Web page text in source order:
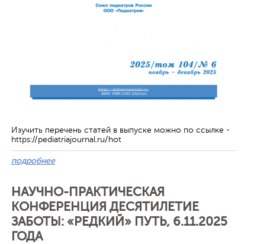
Изучить перечень статей в выпуске можно по ссылке -
https://pediatriajournal.ru/hot
подробнее
НАУЧНО-ПРАКТИЧЕСКАЯ
КОНФЕРЕНЦИЯ ДЕСЯТИЛЕТИЕ
ЗАБОТЫ: «РЕДКИЙ» ПУТЬ, 6.11.2025
ГОДА